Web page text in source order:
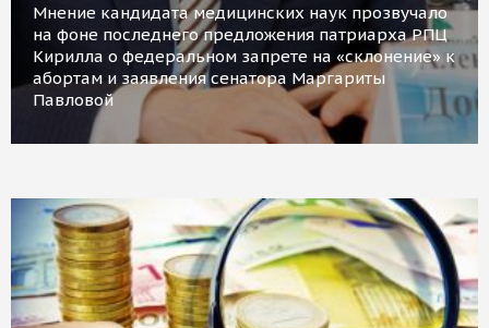
Мнение кандидата медицинских наук прозвучало
на фоне последнего предложения патриарха РПЦ
Кирилла о федеральном запрете на «склонение» к
абортам и заявления сенатора Маргариты
Павловой